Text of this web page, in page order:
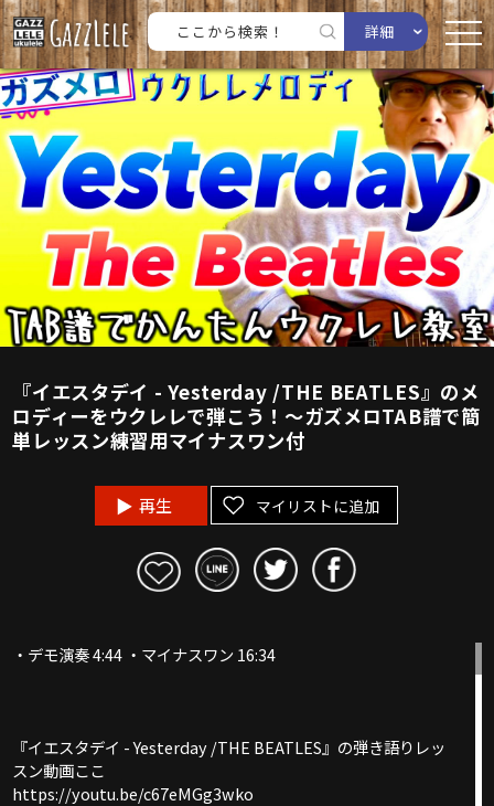
詳細
『イエスタデイ - Yesterday /THE BEATLES』のメ
ロディーをウクレレで弾こう！〜ガズメロTAB譜で簡
単レッスン練習用マイナスワン付
再生 マイリストに追加
・デモ演奏 4:44 ・マイナスワン 16:34
『イエスタデイ - Yesterday /THE BEATLES』の弾き語りレッ
スン動画ここ
https://youtu.be/c67eMGg3wko